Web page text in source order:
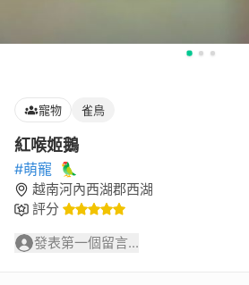
寵物 雀鳥
紅喉姬鵝
#萌寵 🦜
越南河內西湖郡西湖
評分
發表第一個留言...